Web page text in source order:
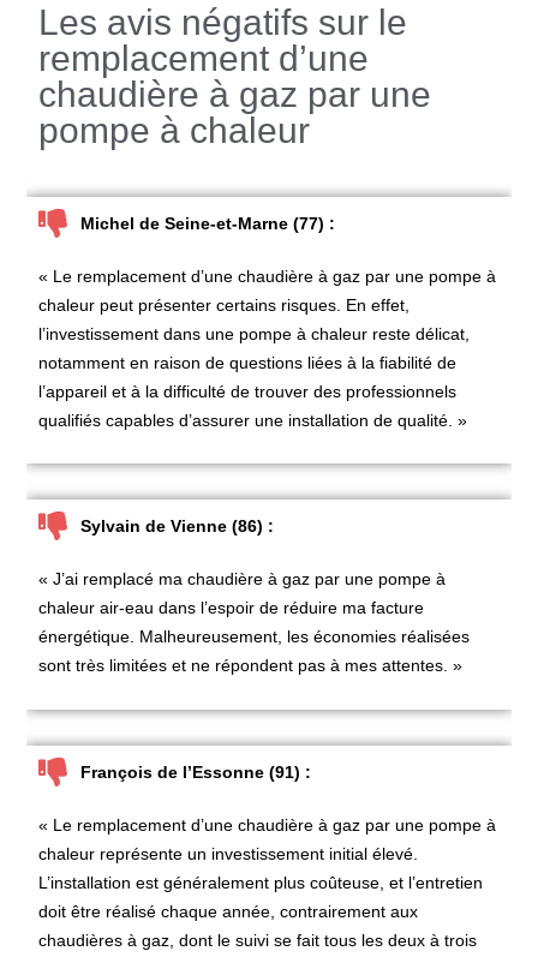
Les avis négatifs sur le
remplacement d’une
chaudière à gaz par une
pompe à chaleur
Michel de Seine-et-Marne (77) :
« Le remplacement d’une chaudière à gaz par une pompe à
chaleur peut présenter certains risques. En effet,
l’investissement dans une pompe à chaleur reste délicat,
notamment en raison de questions liées à la fiabilité de
l’appareil et à la difficulté de trouver des professionnels
qualifiés capables d’assurer une installation de qualité. »
Sylvain de Vienne (86) :
« J’ai remplacé ma chaudière à gaz par une pompe à
chaleur air-eaudans l’espoir de réduire ma facture
énergétique. Malheureusement, les économies réalisées
sont très limitées et ne répondent pas à mes attentes. »
François de l’Essonne (91) :
« Le remplacement d’une chaudière à gaz par une pompe à
chaleur représente un investissement initial élevé.
L’installation est généralement plus coûteuse, et l’entretien
doit être réalisé chaque année, contrairement aux
chaudières à gaz, dont le suivi se fait tous les deux à trois